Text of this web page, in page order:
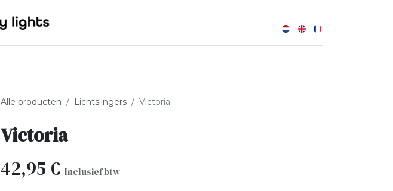
Alle producten Lichtslingers Victoria
Victoria
42,95€ Inclusief btw